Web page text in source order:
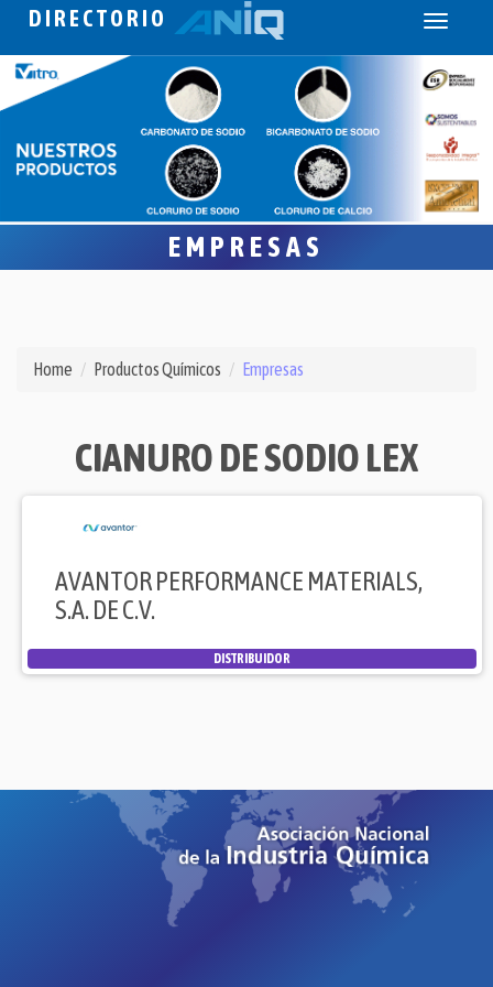
DIRECTORIO
Toggle
EMPRESAS
Home Productos Químicos Empresas
CIANURO DE SODIO LEX
AVANTOR PERFORMANCE MATERIALS,
S.A. DE C.V.
DISTRIBUIDOR